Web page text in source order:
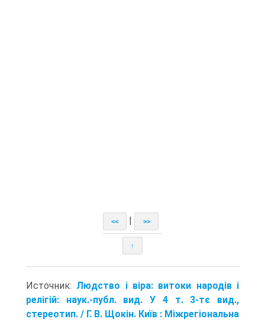
<< | >>
↑
Источник: Людство і віра: витоки народів і
релігій: наук.-публ. вид. У 4 т. 3-тє вид.,
стереотип. / Г. В. Щокін. Київ : Міжрегіональна